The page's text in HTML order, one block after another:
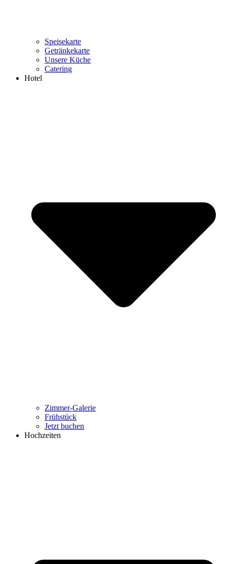
Speisekarte
Getränkekarte
Unsere Küche
Catering
Hotel
Zimmer-Galerie
Frühstück
Jetzt buchen
Hochzeiten